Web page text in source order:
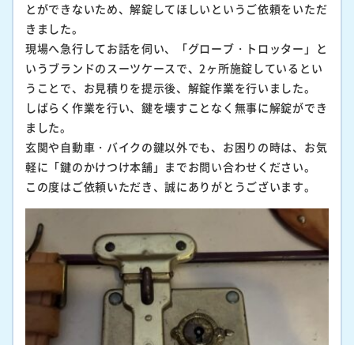
とができないため、解錠してほしいというご依頼をいただ
きました。
現場へ急行してお話を伺い、「グローブ・トロッター」と
いうブランドのスーツケースで、2ヶ所施錠しているとい
うことで、お見積りを提示後、解錠作業を行いました。
しばらく作業を行い、鍵を壊すことなく無事に解錠ができ
ました。
玄関や自動車・バイクの鍵以外でも、お困りの時は、お気
軽に「鍵のかけつけ本舗」までお問い合わせください。
この度はご依頼いただき、誠にありがとうございます。